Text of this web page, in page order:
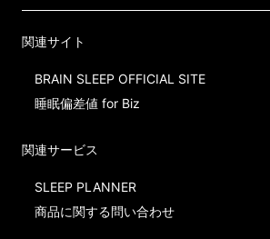
関連サイト
BRAIN SLEEP OFFICIAL SITE
睡眠偏差値 for Biz
関連サービス
SLEEP PLANNER
商品に関する問い合わせ